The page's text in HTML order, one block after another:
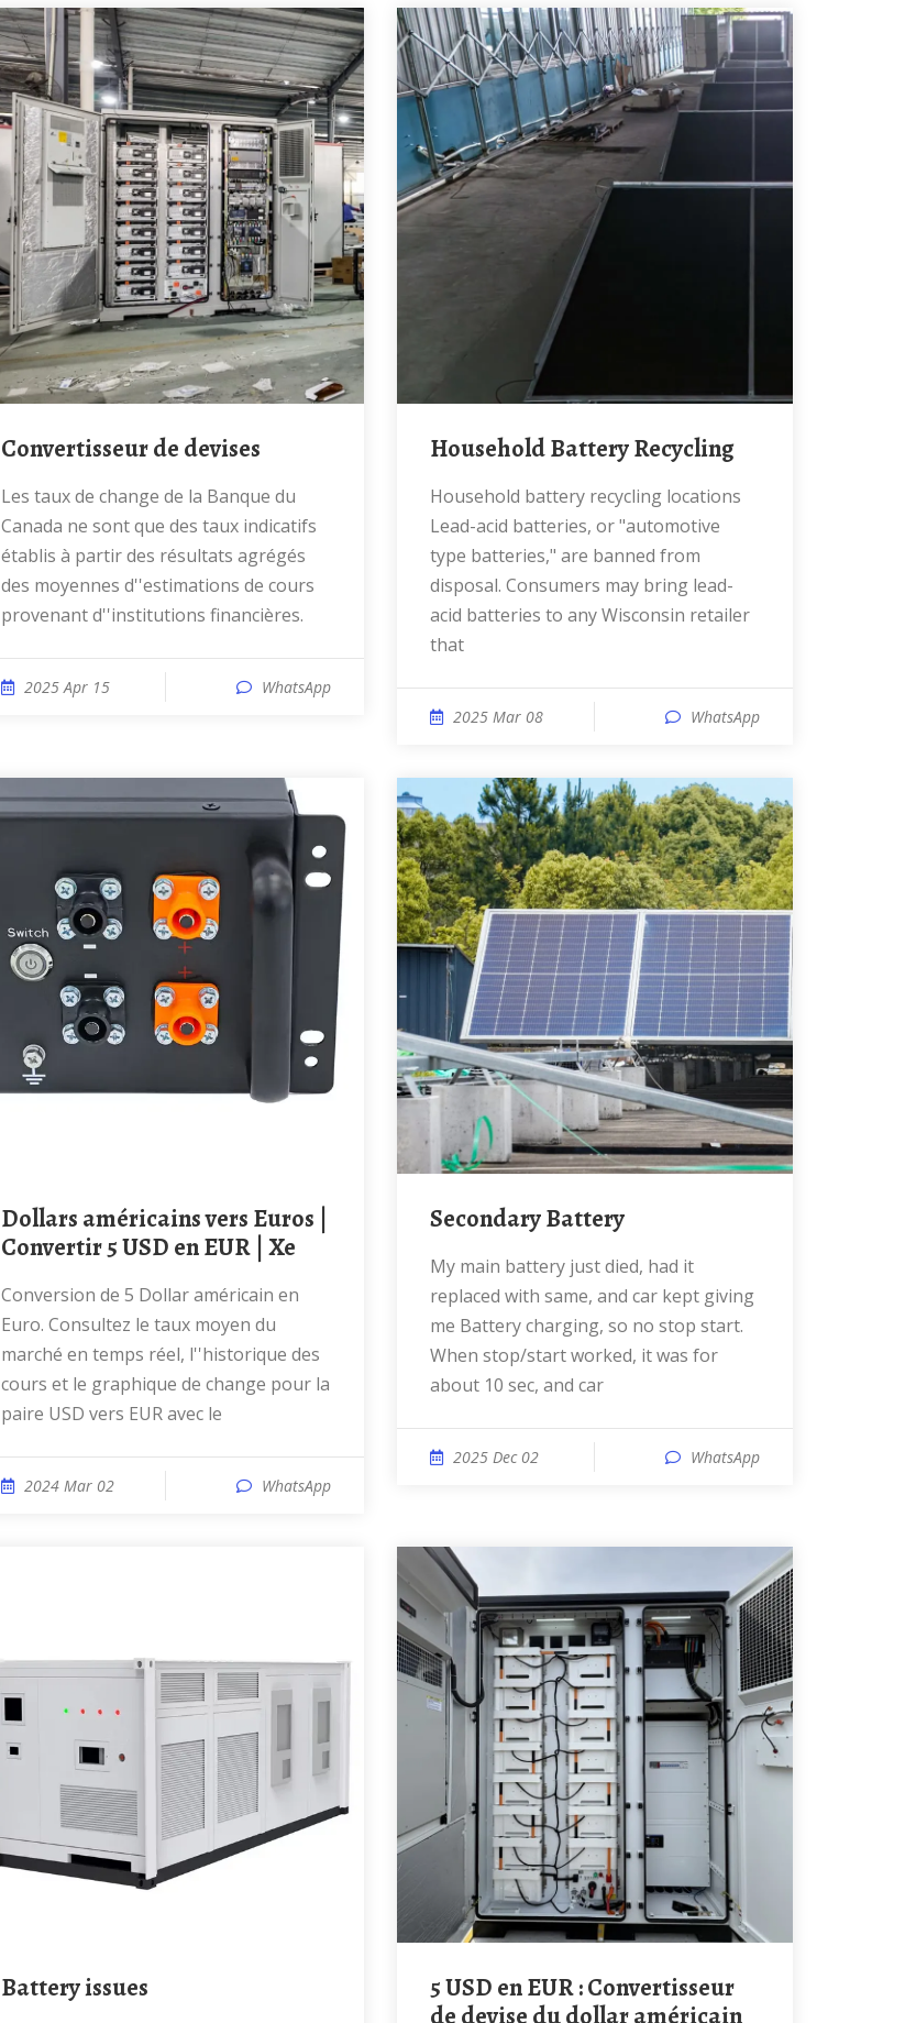
Convertisseur de devises
Les taux de change de la Banque du
Canada ne sont que des taux indicatifs
établis à partir des résultats agrégés
des moyennes d''estimations de cours
provenant d''institutions financières.
2025 Apr 15 WhatsApp
Household Battery Recycling
Household battery recycling locations
Lead-acid batteries, or "automotive
type batteries," are banned from
disposal. Consumers may bring lead-
acid batteries to any Wisconsin retailer
that
2025 Mar 08 WhatsApp
Dollars américains vers Euros |
Convertir 5 USD en EUR | Xe
Conversion de 5 Dollar américain en
Euro. Consultez le taux moyen du
marché en temps réel, l''historique des
cours et le graphique de change pour la
paire USD vers EUR avec le
2024 Mar 02 WhatsApp
Secondary Battery
My main battery just died, had it
replaced with same, and car kept giving
me Battery charging, so no stop start.
When stop/start worked, it was for
about 10 sec, and car
2025 Dec 02 WhatsApp
Battery issues
5 USD en EUR : Convertisseur
de devise du dollar américain